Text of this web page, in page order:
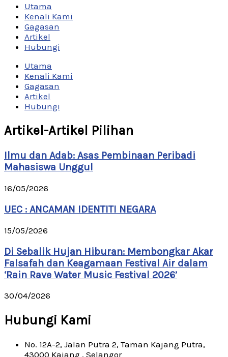
Utama
Kenali Kami
Gagasan
Artikel
Hubungi
Utama
Kenali Kami
Gagasan
Artikel
Hubungi
Artikel-Artikel Pilihan
Ilmu dan Adab: Asas Pembinaan Peribadi
Mahasiswa Unggul
16/05/2026
UEC : ANCAMAN IDENTITI NEGARA
15/05/2026
Di Sebalik Hujan Hiburan: Membongkar Akar
Falsafah dan Keagamaan Festival Air dalam
‘Rain Rave Water Music Festival 2026’
30/04/2026
Hubungi Kami
No. 12A-2, Jalan Putra 2, Taman Kajang Putra,
43000 Kajang , Selangor